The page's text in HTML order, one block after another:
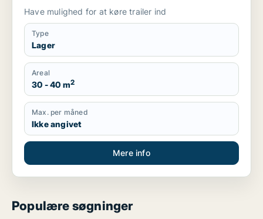
Have mulighed for at køre trailer ind
Type
Lager
Areal
30 - 40 m2
Max. per måned
Ikke angivet
Mere info
Populære søgninger